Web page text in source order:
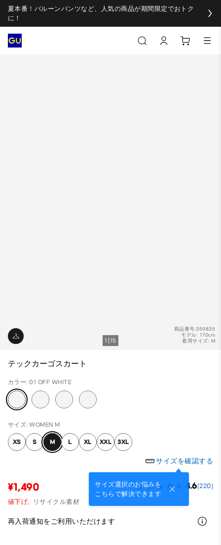
夏本番！バルーンパンツなど、人気の商品が期間限定でおトク
に！
商品番号:359835
モデル: 170cm
着用サイズ: M
1 15
テックカーゴスカート
カラー: 01 OFF WHITE
サイズ: WOMEN M
XS S M L XL XXL 3XL
サイズを確認する
サイズ選択のお悩みを
こちらで解決できます
¥1,490 4.6(220)
値下げ, リサイクル素材
再入荷通知をご利用いただけます